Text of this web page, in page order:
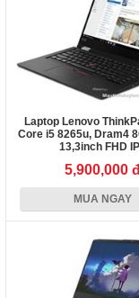
Laptop Lenovo
Core i5 8265u, Dram4
13,3inch FHD
5,900,000
MUA NGAY